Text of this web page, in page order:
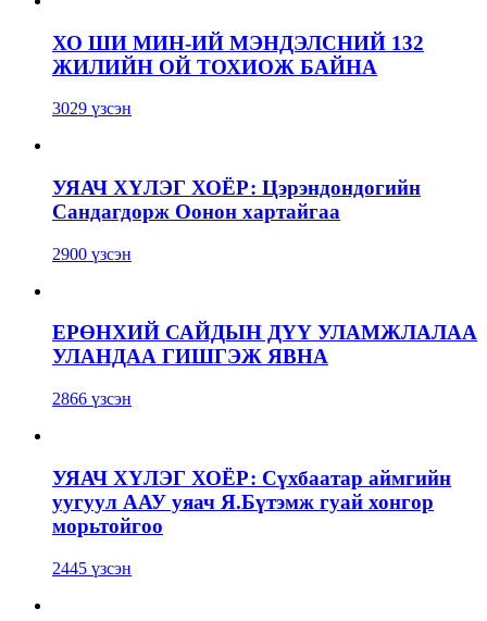
ХО ШИ МИН-ИЙ МЭНДЭЛСНИЙ 132
ЖИЛИЙН ОЙ ТОХИОЖ БАЙНА
3029 үзсэн
УЯАЧ ХҮЛЭГ ХОЁР: Цэрэндондогийн
Сандагдорж Оонон хартайгаа
2900 үзсэн
ЕРӨНХИЙ САЙДЫН ДҮҮ УЛАМЖЛАЛАА
УЛАНДАА ГИШГЭЖ ЯВНА
2866 үзсэн
УЯАЧ ХҮЛЭГ ХОЁР: Сүхбаатар аймгийн
уугуул ААУ уяач Я.Бүтэмж гуай хонгор
морьтойгоо
2445 үзсэн